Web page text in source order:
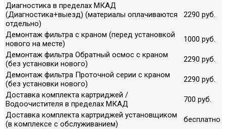
Диагностика в пределах МКАД
(Диагностика+выезд) (материалы оплачиваются
отдельно)
2290 руб.
Демонтаж фильтра с краном (перед установкой
нового на месте)
1000 руб.
Демонтаж фильтра Обратный осмос с краном
(без установки нового)
2290 руб.
Демонтаж фильтра Проточной серии с краном
(без установки нового)
2290 руб.
Доставка комплекта картриджей /
Водоочистителя в пределах МКАД
700 руб.
Доставка комплекта картриджей установщиком
(в комплексе с обслуживанием)
бесплатно